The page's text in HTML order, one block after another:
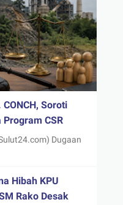
Soroti
CSR
Dugaan
Hibah KPU
Rako Desak